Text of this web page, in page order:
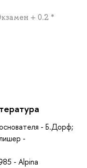
+ 0.2 *
- Б.Дорф;
-
- Alpina